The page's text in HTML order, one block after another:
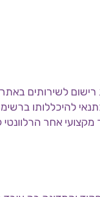
אישיים בעת רישום
להיכללותו
אחר